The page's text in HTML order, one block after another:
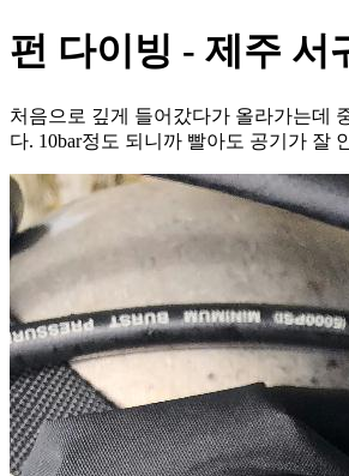
펀 다이빙 - 제주 서
처음으로 깊게 들어갔다가 올라가는데
다. 10bar정도 되니까 빨아도 공기가 잘